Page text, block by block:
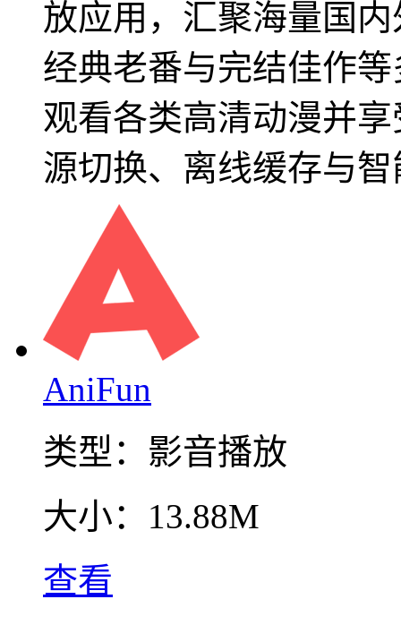
放应用，汇聚海量国
经典老番与完结佳作
观看各类高清动漫并
源切换、离线缓存与
AniFun
类型： 影音播放
大小： 13.88M
查看